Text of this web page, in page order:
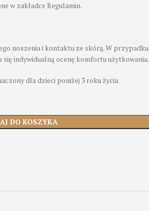
w zakładce Regulamin.
noszenia i kontaktu ze skórą. W przypadku
indywidualną ocenę komfortu użytkowania.
dla dzieci poniżej 3 roku życia.
DO KOSZYKA